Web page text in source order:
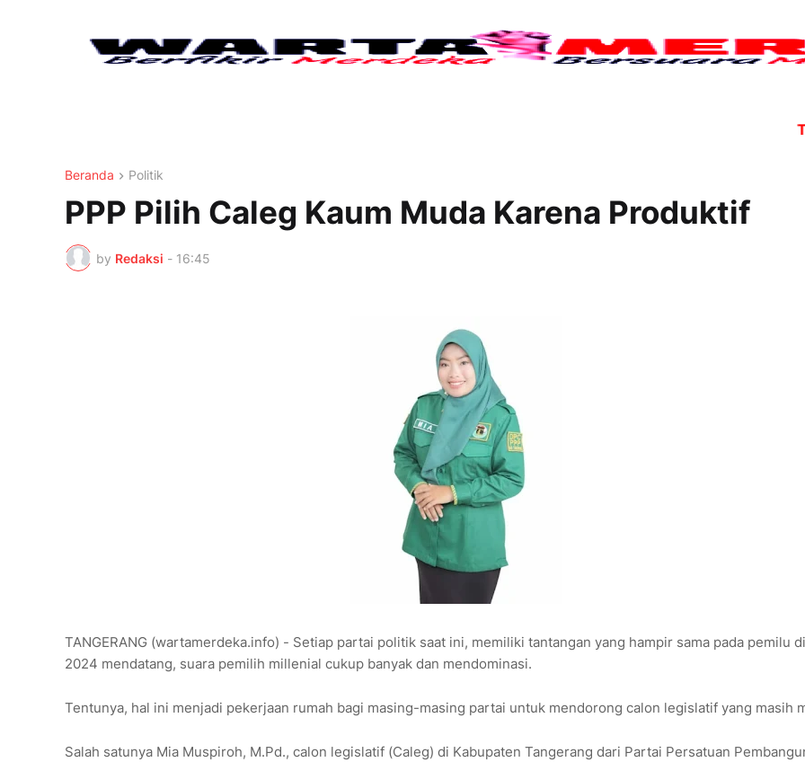
Tujuh
Beranda Politik
PPP Pilih Caleg Kaum Muda Karena Produktif
by Redaksi - 16:45
TANGERANG (wartamerdeka.info) - Setiap partai politik saat ini, memiliki tantangan yang hampir sama pada pemilu
2024 mendatang, suara pemilih millenial cukup banyak dan mendominasi.
Tentunya, hal ini menjadi pekerjaan rumah bagi masing-masing partai untuk mendorong calon legislatif yang masih
Salah satunya Mia Muspiroh, M.Pd., calon legislatif (Caleg) di Kabupaten Tangerang dari Partai Persatuan